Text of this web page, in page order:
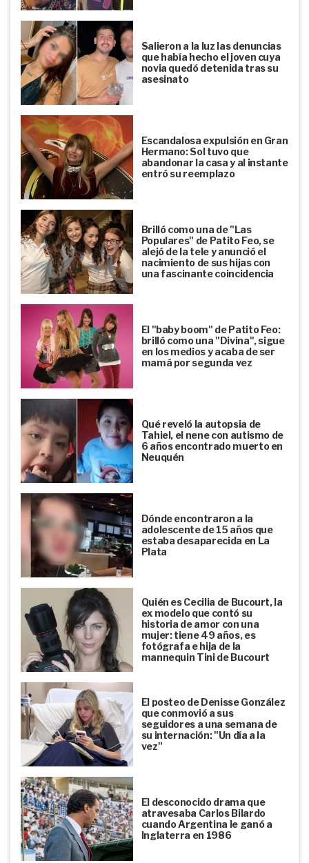
Salieron a la luz las denuncias
que había hecho el joven cuya
novia quedó detenida tras su
asesinato
Escandalosa expulsión en Gran
Hermano: Sol tuvo que
abandonar la casa y al instante
entró su reemplazo
Brilló como una de "Las
Populares" de Patito Feo, se
alejó de la tele y anunció el
nacimiento de sus hijas con
una fascinante coincidencia
El "baby boom" de Patito Feo:
brilló como una "Divina", sigue
en los medios y acaba de ser
mamá por segunda vez
Qué reveló la autopsia de
Tahiel, el nene con autismo de
6 años encontrado muerto en
Neuquén
Dónde encontraron a la
adolescente de 15 años que
estaba desaparecida en La
Plata
Quién es Cecilia de Bucourt, la
ex modelo que contó su
historia de amor con una
mujer: tiene 49 años, es
fotógrafa e hija de la
mannequin Tini de Bucourt
El posteo de Denisse González
que conmovió a sus
seguidores a una semana de
su internación: "Un día a la
vez"
El desconocido drama que
atravesaba Carlos Bilardo
cuando Argentina le ganó a
Inglaterra en 1986